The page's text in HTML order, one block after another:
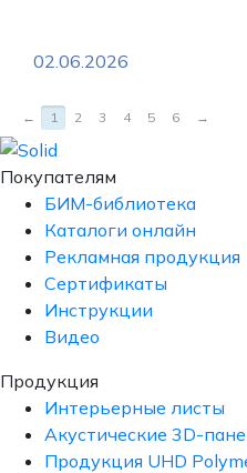
02.06.2026
← 1 2 3 4 5 6 →
Покупателям
БИМ-библиотека
Каталоги онлайн
Рекламная продукция
Сертификаты
Инструкции
Видео
Продукция
Интерьерные листы
Акустические 3D-
Продукция UHD